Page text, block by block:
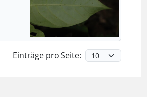
Einträge pro Seite: